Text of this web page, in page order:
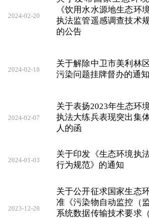
2024-02-20
《饮用水水源地生态环
执法监管遥感调查技术规
的公告
2024-02-18
关于解除中卫市美利林
污染问题挂牌督办的通知
2024-02-07
关于表扬2023年生态环
执法大练兵表现突出集
人的函
2024-01-03
关于印发《生态环境执
行为规范》的通知
2023-12-28
关于公开征求国家生态
准《污染物自动监控（监
系统数据传输技术要求